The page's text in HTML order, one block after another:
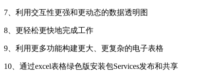
7、利用交互性更强和更动态的数据透明图
8、更轻松更快地完成工作
9、利用更多功能构建更大、更复杂的电子表格
10、通过excel表格绿色版安装包Services发布和共享